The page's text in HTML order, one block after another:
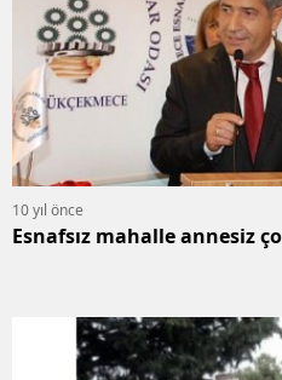
10 yıl önce
Esnafsız mahalle annesiz